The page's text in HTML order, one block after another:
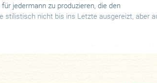
jedermann zu produzieren, die den
stilistisch nicht bis ins Letzte ausgereizt, aber
den eisen- und goldhaltigen Teil der Corbières.